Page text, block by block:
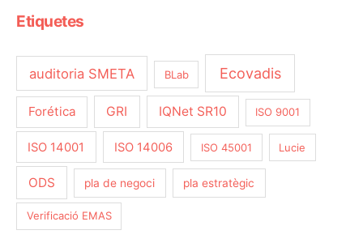
Etiquetes
auditoria SMETA BLab Ecovadis
Forética GRI IQNet SR10 ISO 9001
ISO 14001 ISO 14006 ISO 45001 Lucie
ODS pla de negoci pla estratègic
Verificació EMAS